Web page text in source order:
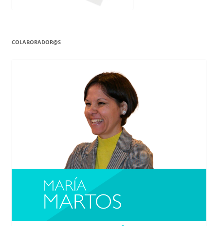
COLABORADOR@S